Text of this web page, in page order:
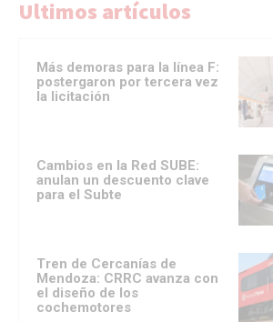
Ultimos artículos
Más demoras para la línea F:
postergaron por tercera vez
la licitación
Cambios en la Red SUBE:
anulan un descuento clave
para el Subte
Tren de Cercanías de
Mendoza: CRRC avanza con
el diseño de los
cochemotores